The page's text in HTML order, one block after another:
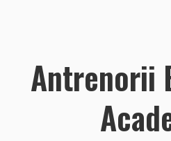
Antrenorii